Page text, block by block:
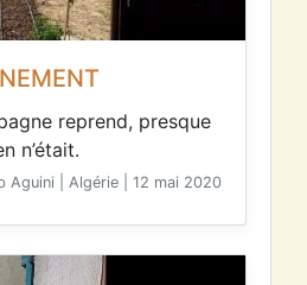
reprend, presque
n’était.
Aguini | Algérie | 12 mai 2020